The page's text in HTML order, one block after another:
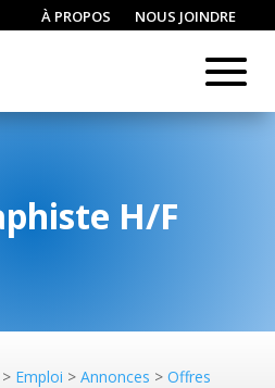
À PROPOS
NOUS JOINDRE
H/F
> Emploi > Annonces > Offres